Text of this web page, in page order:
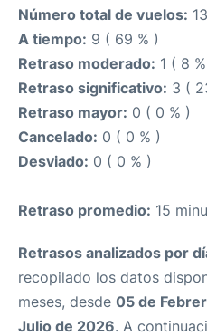
Número total de vuelos: 13
A tiempo: 9 ( 69 % )
Retraso moderado: 1 ( 8
Retraso significativo: 3 (
Retraso mayor: 0 ( 0 % )
Cancelado: 0 ( 0 % )
Desviado: 0 ( 0 % )
Retraso promedio: 15
Retrasos analizados por
recopilado los datos
meses, desde 05 de
Julio de 2026. A